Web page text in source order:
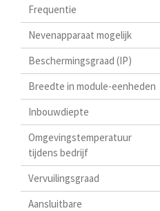
Frequentie
Nevenapparaat mogelijk
Beschermingsgraad (IP)
Breedte in module-eenheden
Inbouwdiepte
Omgevingstemperatuur
tijdens bedrijf
Vervuilingsgraad
Aansluitbare